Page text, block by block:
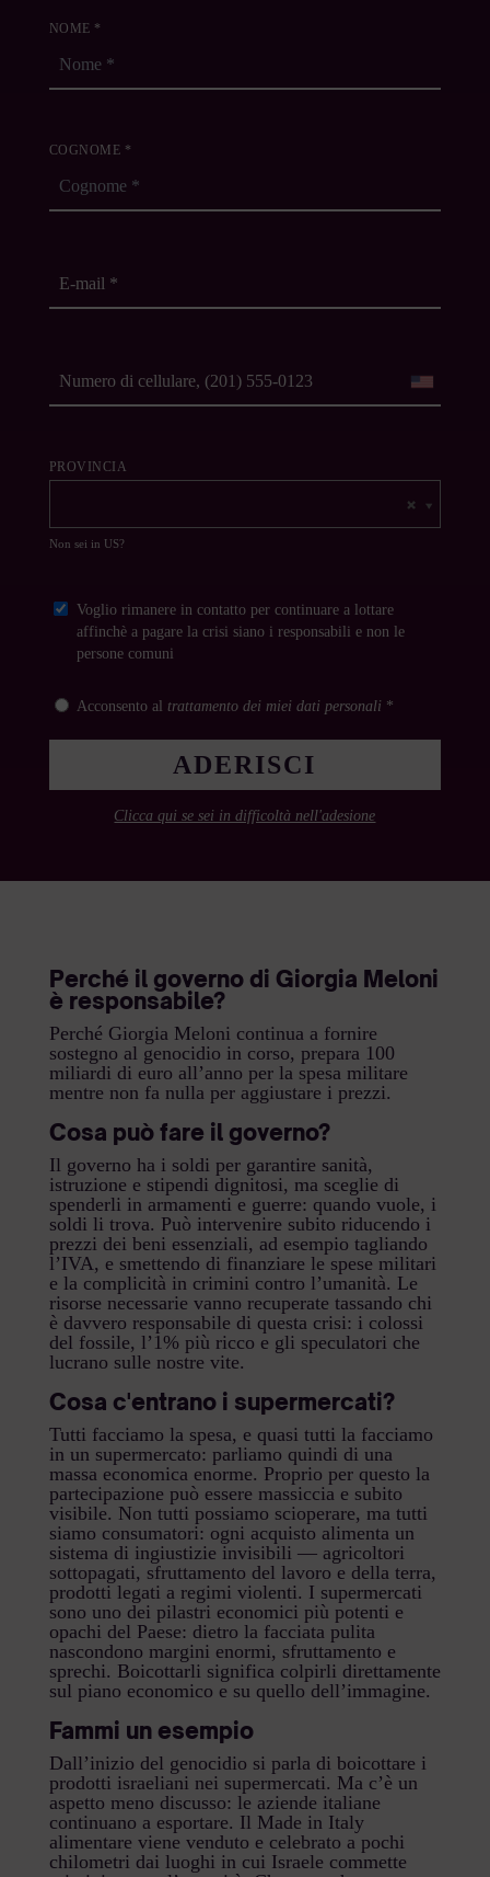
NOME *
COGNOME *
PROVINCIA
Non sei in US?
Voglio rimanere in contatto per continuare a lottare
affinchè a pagare la crisi siano i responsabili e non le
persone comuni
Acconsento al trattamento dei miei dati personali *
Clicca qui se sei in difficoltà nell'adesione
Perché il governo di Giorgia Meloni
è responsabile?
Perché Giorgia Meloni continua a fornire
sostegno al genocidio in corso, prepara 100
miliardi di euro all’anno per la spesa militare
mentre non fa nulla per aggiustare i prezzi.
Cosa può fare il governo?
Il governo ha i soldi per garantire sanità,
istruzione e stipendi dignitosi, ma sceglie di
spenderli in armamenti e guerre: quando vuole, i
soldi li trova. Può intervenire subito riducendo i
prezzi dei beni essenziali, ad esempio tagliando
l’IVA, e smettendo di finanziare le spese militari
e la complicità in crimini contro l’umanità. Le
risorse necessarie vanno recuperate tassando chi
è davvero responsabile di questa crisi: i colossi
del fossile, l’1% più ricco e gli speculatori che
lucrano sulle nostre vite.
Cosa c'entrano i supermercati?
Tutti facciamo la spesa, e quasi tutti la facciamo
in un supermercato: parliamo quindi di una
massa economica enorme. Proprio per questo la
partecipazione può essere massiccia e subito
visibile. Non tutti possiamo scioperare, ma tutti
siamo consumatori: ogni acquisto alimenta un
sistema di ingiustizie invisibili — agricoltori
sottopagati, sfruttamento del lavoro e della terra,
prodotti legati a regimi violenti. I supermercati
sono uno dei pilastri economici più potenti e
opachi del Paese: dietro la facciata pulita
nascondono margini enormi, sfruttamento e
sprechi. Boicottarli significa colpirli direttamente
sul piano economico e su quello dell’immagine.
Fammi un esempio
Dall’inizio del genocidio si parla di boicottare i
prodotti israeliani nei supermercati. Ma c’è un
aspetto meno discusso: le aziende italiane
continuano a esportare. Il Made in Italy
alimentare viene venduto e celebrato a pochi
chilometri dai luoghi in cui Israele commette